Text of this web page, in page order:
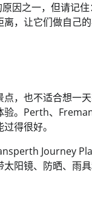
因之一，但请记
，让它们做自己
，也不适合想一
验。Perth、
得很好。
Journey
太阳镜、防晒、雨